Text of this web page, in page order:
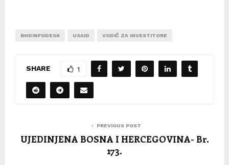
BHDINFODESK USAID VODIČ ZA INVESTITORE
SHARE 1
PREVIOUS POST
UJEDINJENA BOSNA I HERCEGOVINA- Br.
173.